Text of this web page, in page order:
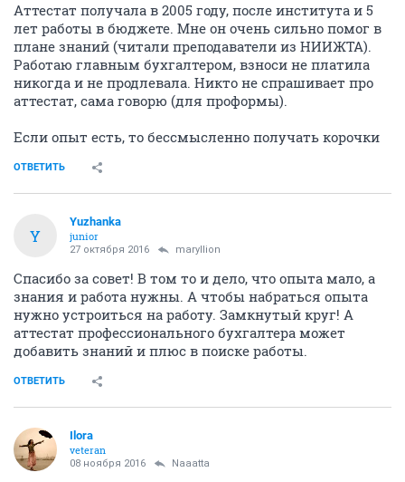
Аттестат получала в 2005 году, после института и 5
лет работы в бюджете. Мне он очень сильно помог в
плане знаний (читали преподаватели из НИИЖТА).
Работаю главным бухгалтером, взноси не платила
никогда и не продлевала. Никто не спрашивает про
аттестат, сама говорю (для проформы).
Если опыт есть, то бессмысленно получать корочки
ОТВЕТИТЬ
Y
Yuzhanka
junior
27 октября 2016 maryllion
Спасибо за совет! В том то и дело, что опыта мало, а
знания и работа нужны. А чтобы набраться опыта
нужно устроиться на работу. Замкнутый круг! А
аттестат профессионального бухгалтера может
добавить знаний и плюс в поиске работы.
ОТВЕТИТЬ
Ilora
veteran
08 ноября 2016 Naaatta